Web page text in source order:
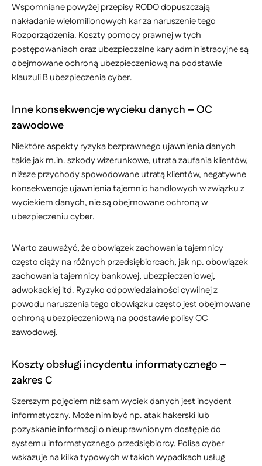
Wspomniane powyżej przepisy RODO dopuszczają
nakładanie wielomilionowych kar za naruszenie tego
Rozporządzenia. Koszty pomocy prawnej w tych
postępowaniach oraz ubezpieczalne kary administracyjne są
obejmowane ochroną ubezpieczeniową na podstawie
klauzuli B ubezpieczenia cyber.
Inne konsekwencje wycieku danych – OC
zawodowe
Niektóre aspekty ryzyka bezprawnego ujawnienia danych
takie jak m.in. szkody wizerunkowe, utrata zaufania klientów,
niższe przychody spowodowane utratą klientów, negatywne
konsekwencje ujawnienia tajemnic handlowych w związku z
wyciekiem danych, nie są obejmowane ochroną w
ubezpieczeniu cyber.
Warto zauważyć, że obowiązek zachowania tajemnicy
często ciąży na różnych przedsiębiorcach, jak np. obowiązek
zachowania tajemnicy bankowej, ubezpieczeniowej,
adwokackiej itd. Ryzyko odpowiedzialności cywilnej z
powodu naruszenia tego obowiązku często jest obejmowane
ochroną ubezpieczeniową na podstawie polisy OC
zawodowej.
Koszty obsługi incydentu informatycznego –
zakres C
Szerszym pojęciem niż sam wyciek danych jest incydent
informatyczny. Może nim być np. atak hakerski lub
pozyskanie informacji o nieuprawnionym dostępie do
systemu informatycznego przedsiębiorcy. Polisa cyber
wskazuje na kilka typowych w takich wypadkach usług